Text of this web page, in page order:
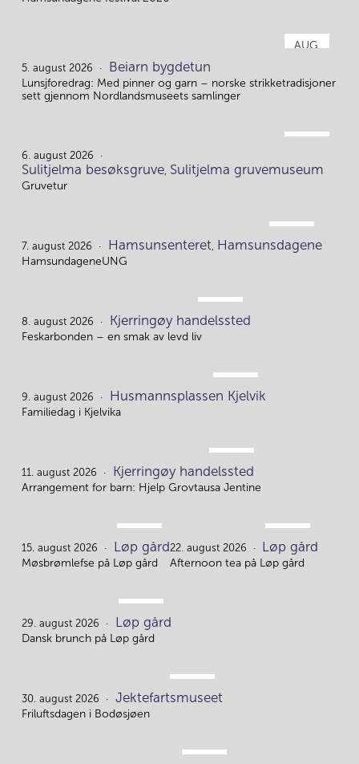
AUG.
5. august 2026 Beiarn bygdetun
Lunsjforedrag: Med pinner og garn – norske strikketradisjoner
sett gjennom Nordlandsmuseets samlinger
6. august 2026
Sulitjelma besøksgruve, Sulitjelma gruvemuseum
Gruvetur
7.
7. august 2026 Hamsunsenteret, Hamsunsdagene
HamsundageneUNG
8.
8. august 2026 Kjerringøy handelssted
Feskarbonden – en smak av levd liv
9.
9. august 2026 Husmannsplassen Kjelvik
Familiedag i Kjelvika
11.
11. august 2026 Kjerringøy handelssted
Arrangement for barn: Hjelp Grovtausa Jentine
15.
15. august 2026 Løp gård
Møsbrømlefse på Løp gård
22.
22. august 2026 Løp gård
Afternoon tea på Løp gård
29.
29. august 2026 Løp gård
Dansk brunch på Løp gård
30.
30. august 2026 Jektefartsmuseet
Friluftsdagen i Bodøsjøen